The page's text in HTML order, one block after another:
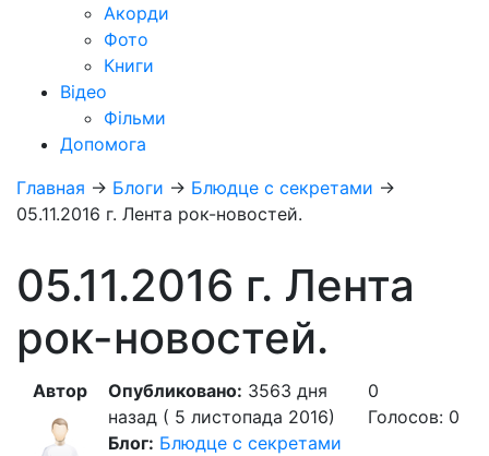
Акорди
Фото
Книги
Відео
Фільми
Допомога
Главная → Блоги → Блюдце с секретами →
05.11.2016 г. Лента рок-новостей.
05.11.2016 г. Лента
рок-новостей.
Автор Опубликовано: 3563 дня
назад ( 5 листопада 2016)
Блог: Блюдце с секретами
0
Голосов: 0